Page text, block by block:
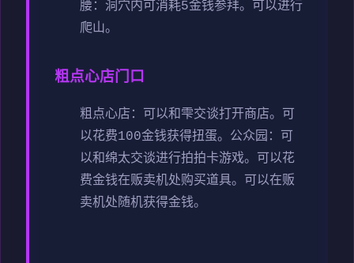
腰：洞穴内可消耗5金钱参拜。可以进行
爬山。
粗点心店门口
粗点心店：可以和雫交谈打开商店。可
以花费100金钱获得扭蛋。 公众园：可
以和绵太交谈进行拍拍卡游戏。可以花
费金钱在贩卖机处购买道具。可以在贩
卖机处随机获得金钱。